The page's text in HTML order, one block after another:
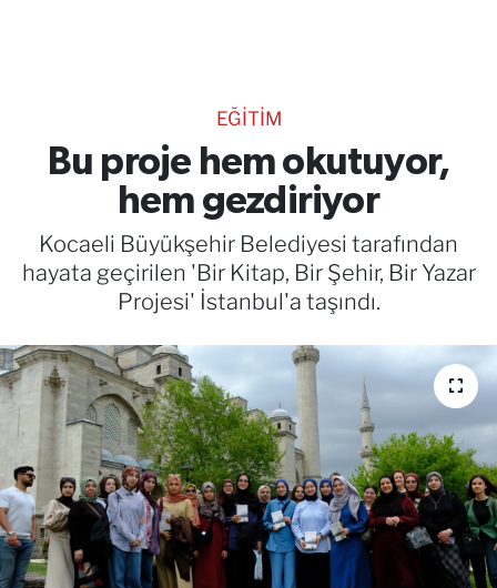
EĞİTİM
Bu proje hem okutuyor,
hem gezdiriyor
Kocaeli Büyükşehir Belediyesi tarafından
hayata geçirilen 'Bir Kitap, Bir Şehir, Bir Yazar
Projesi' İstanbul'a taşındı.
RESMİ İLANLAR
Gencsesfm Canlı Dinle